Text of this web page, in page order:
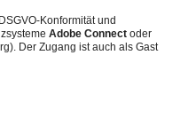
Konformität und
Adobe Connect oder
Der Zugang ist auch als Gast